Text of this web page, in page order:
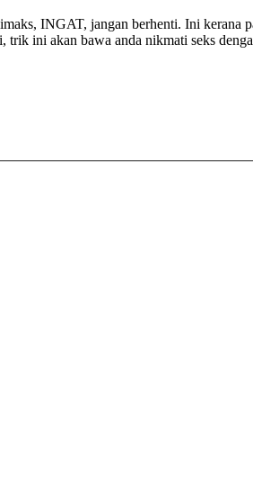
INGAT, jangan berhenti. Ini kerana
trik ini akan bawa anda nikmati seks